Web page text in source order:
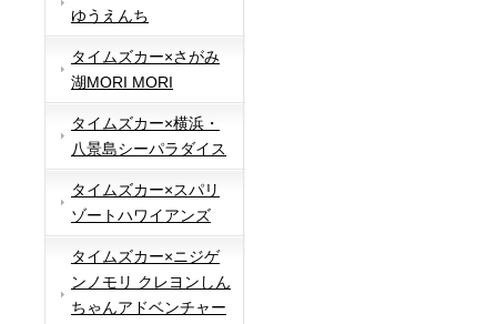
ゆうえんち
タイムズカー×さがみ
湖MORI MORI
タイムズカー×横浜・
八景島シーパラダイス
タイムズカー×スパリ
ゾートハワイアンズ
タイムズカー×ニジゲ
ンノモリ クレヨンしん
ちゃんアドベンチャー